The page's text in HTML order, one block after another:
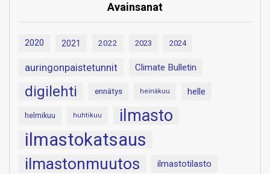
Avainsanat
2020 2021 2022 2023 2024
auringonpaistetunnit Climate Bulletin
digilehti ennätys heinäkuu helle
helmikuu huhtikuu ilmasto
ilmastokatsaus
ilmastonmuutos ilmastotilasto